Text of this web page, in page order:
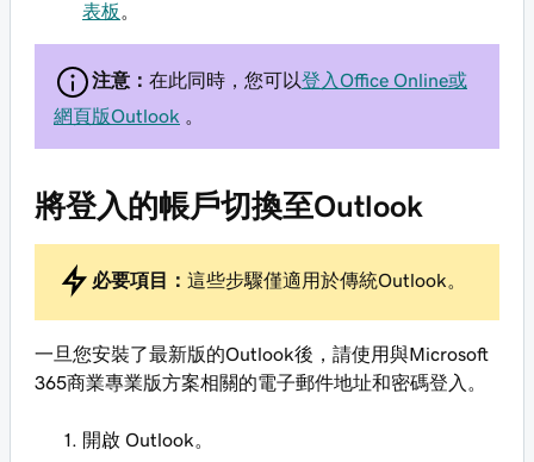
表板
注意： 在此同時，您可以登入Office Online或
網頁版Outlook
將登入的帳戶切換至Outlook
必要項目： 這些步驟僅適用於傳統Outlook。
一旦您安裝了最新版的Outlook後，請使用與Microsoft
365商業專業版方案相關的電子郵件地址和密碼登入。
開啟 Outlook。